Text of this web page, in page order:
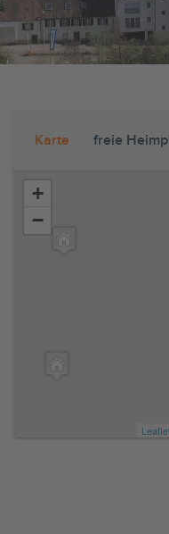
Karte freie
+
−